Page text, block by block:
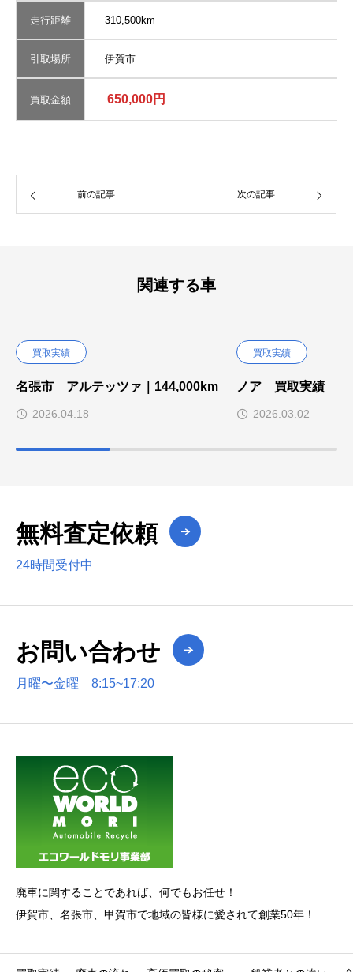
走行距離 310,500km
引取場所 伊賀市
買取金額 650,000円
前の記事 次の記事
関連する車
買取実績
名張市 アルテッツァ｜144,000km
2026.04.18
買取実績
ノア 買取実績
2026.03.02
無料査定依頼
24時間受付中
お問い合わせ
月曜〜金曜 8:15~17:20
廃車に関することであれば、何でもお任せ！
伊賀市、名張市、甲賀市で地域の皆様に愛されて創業50年！